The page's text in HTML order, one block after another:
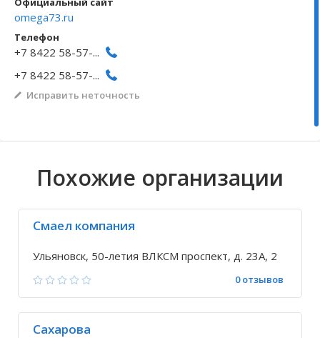
Волгоградская область
Кировоградская область
Восточно-Казахстанская область
Архангельское
omega73.ru
Телефон
+7 8422 58-57-...
+7 8422 58-57-...
Исправить неточность
Похожие организации
Смаел компания
Ульяновск, 50-летия ВЛКСМ проспект, д. 23А, 2
0 отзывов
Сахарова